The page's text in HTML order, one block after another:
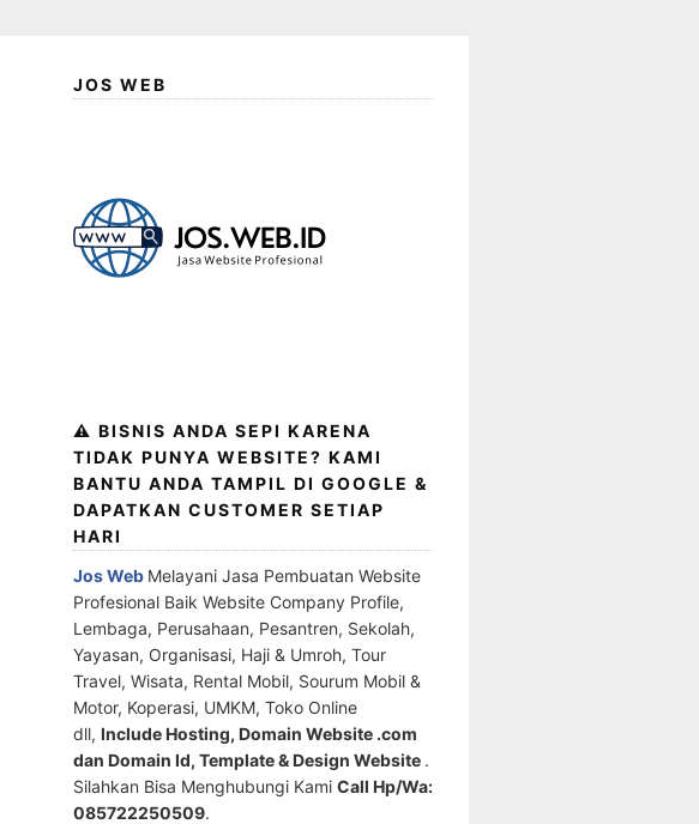
JOS WEB
⚠️ BISNIS ANDA SEPI KARENA
TIDAK PUNYA WEBSITE? KAMI
BANTU ANDA TAMPIL DI GOOGLE &
DAPATKAN CUSTOMER SETIAP
HARI
Jos Web Melayani Jasa Pembuatan Website
Profesional Baik Website Company Profile,
Lembaga, Perusahaan, Pesantren, Sekolah,
Yayasan, Organisasi, Haji & Umroh, Tour
Travel, Wisata, Rental Mobil, Sourum Mobil &
Motor, Koperasi, UMKM, Toko Online
dll, Include Hosting, Domain Website .com
dan Domain Id, Template & Design Website .
Silahkan Bisa Menghubungi Kami Call Hp/Wa:
085722250509.